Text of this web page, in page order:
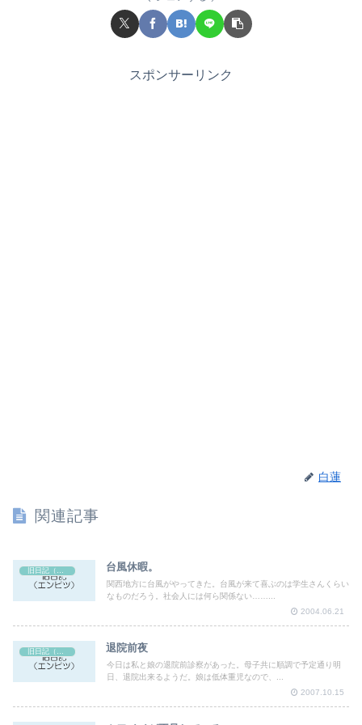
スポンサーリンク
白蓮
関連記事
旧日記（エンピツ） 台風休暇。
関西地方に台風がやってきた。台風が来て喜ぶのは学生さんくらい
なものだろう。社会人には何ら関係ない……...
2004.06.21
旧日記（エンピツ） 退院前夜
今日は私と娘の退院前診察があった。母子共に順調で予定通り明
日、退院出来るようだ。娘は低体重児なので、...
2007.10.15